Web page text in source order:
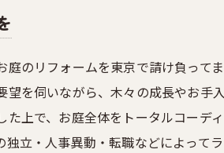
のリフォームを東京で請け負って
望を伺いながら、木々の成長やお手
上で、お庭全体をトータルコーデ
立・人事異動・転職などによって